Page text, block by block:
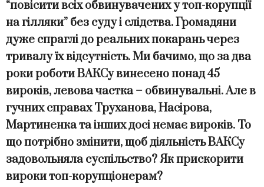
“повісити всіх обвинувачених у топ-корупції
на гілляки” без суду і слідства. Громадяни
дуже спраглі до реальних покарань через
тривалу їх відсутність. Ми бачимо, що за два
роки роботи ВАКСу винесено понад 45
вироків, левова частка – обвинувальні. Але в
гучних справах Труханова, Насірова,
Мартиненка та інших досі немає вироків. То
що потрібно змінити, щоб діяльність ВАКСу
задовольняла суспільство? Як прискорити
вироки топ-корупціонерам?